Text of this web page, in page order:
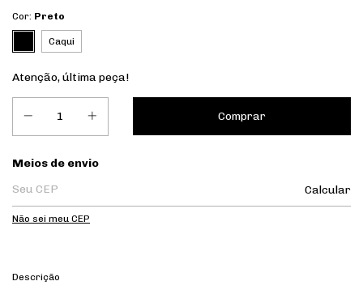
Cor: Preto
Caqui
Atenção, última peça!
Entregas para o CEP:
Meios de envio
Calcular
Não sei meu CEP
Descrição